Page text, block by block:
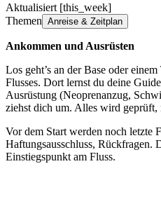
Aktualisiert [this_week]
Themen Anreise & Zeitplan
Ankommen und Ausrüsten
Los geht’s an der Base oder
Flusses. Dort lernst du deine
Ausrüstung (Neoprenanzug,
ziehst dich um. Alles wird geprüft,
Vor dem Start werden noch letzte
Haftungsausschluss, Rückfragen.
Einstiegspunkt am Fluss.